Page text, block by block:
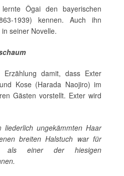
Ôgai den bayerischen
1939) kennen. Auch ihn
seiner Novelle.
Erzählung damit, dass Exter
Kose (Harada Naojiro) im
Gästen vorstellt. Exter wird
ungekämmten Haar
breiten Halstuch war für
als einer der hiesigen